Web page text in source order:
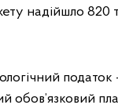
надійшло 820
податок
обов’язковий